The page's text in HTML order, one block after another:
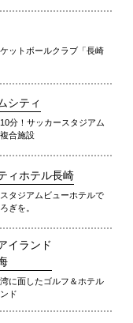
ットボールクラブ「長崎
シティ
分！サッカースタジアム
合施設
ィホテル長崎
タジアムビューホテルで
ぎを。
イランド
に面したゴルフ＆ホテル
ド